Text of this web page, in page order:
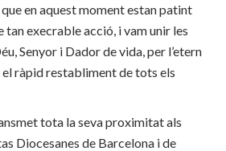
en aquest moment estan patint
tan execrable acció, i vam unir les
Senyor i Dador de vida, per l’etern
ràpid restabliment de tots els
tota la seva proximitat als
Diocesanes de Barcelona i de